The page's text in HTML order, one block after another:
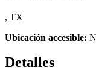
, TX
Ubicación accesible:
Detalles